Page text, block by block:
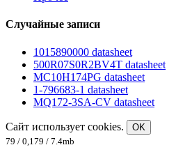
Случайные записи
1015890000 datasheet
500R07S0R2BV4T datasheet
MC10H174PG datasheet
1-796683-1 datasheet
MQ172-3SA-CV datasheet
Сайт использует cookies.
OK
79 / 0,179 / 7.4mb